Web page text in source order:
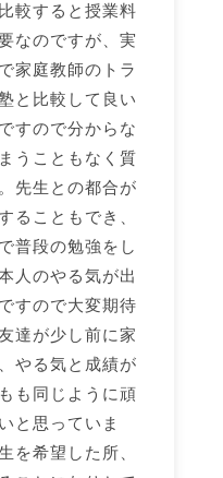
較すると授業料
なのですが、実
家庭教師のトラ
と比較して良い
すので分からな
うこともなく質
先生との都合が
ることもでき、
普段の勉強をし
人のやる気が出
すので大変期待
達が少し前に家
やる気と成績が
も同じように頑
と思っていま
を希望した所、